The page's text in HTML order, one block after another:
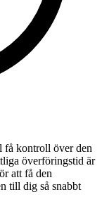
få kontroll över den
överföringstid är
att få den
till dig så snabbt